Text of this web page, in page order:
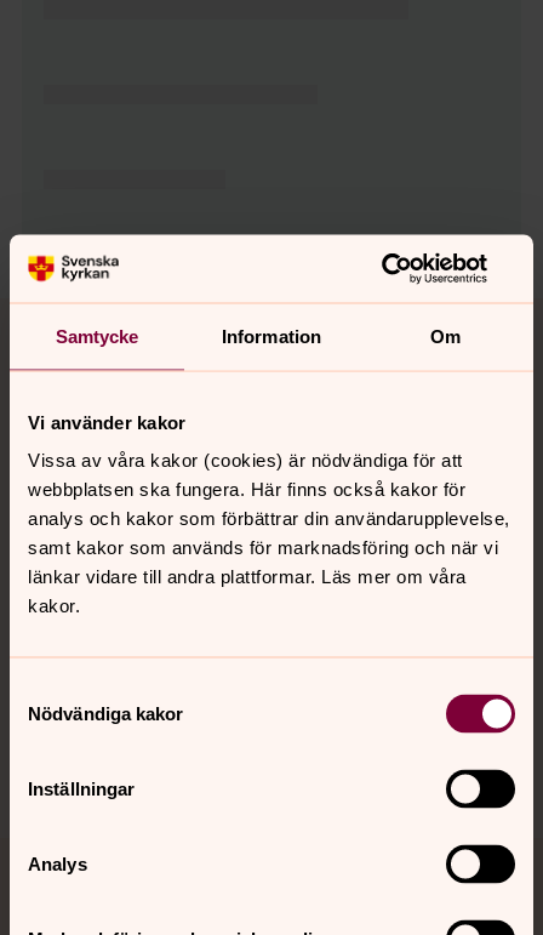
Samtycke Information Om
Vi använder kakor
Vissa av våra kakor (cookies) är nödvändiga för att
webbplatsen ska fungera. Här finns också kakor för
analys och kakor som förbättrar din användarupplevelse,
samt kakor som används för marknadsföring och när vi
länkar vidare till andra plattformar. Läs mer om våra
kakor.
Nödvändiga kakor
Inställningar
Analys
Tillbaka till toppen
Tillbaka till innehållet
Kontakt
Kalender
Hitta snabbt
Sociala kanaler